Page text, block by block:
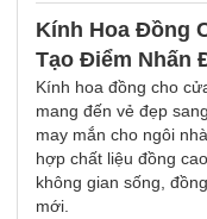
Kính Hoa Đồng
Tạo Điểm Nhấn
Kính hoa đồng cho
mang đến vẻ đẹp
may mắn cho ngôi
hợp chất liệu đồng
không gian sống,
mới.